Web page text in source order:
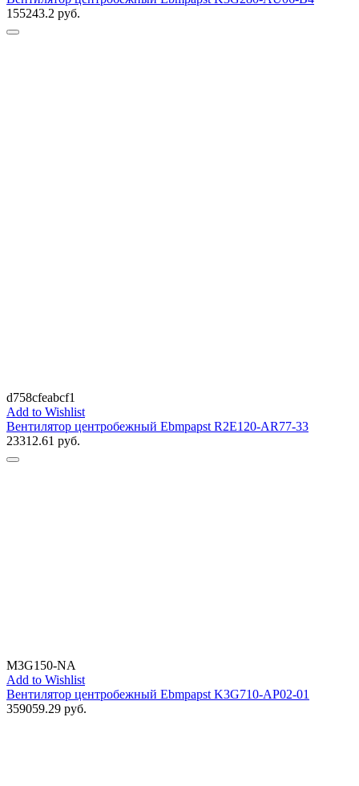
155243.2 руб.
d758cfeabcf1
Add to Wishlist
Вентилятор центробежный Ebmpapst R2E120-AR77-33
23312.61 руб.
M3G150-NA
Add to Wishlist
Вентилятор центробежный Ebmpapst K3G710-AP02-01
359059.29 руб.